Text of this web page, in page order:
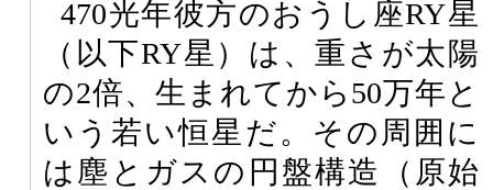
470光年彼方のおうし座RY星
（以下RY星）は、重さが太陽
の2倍、生まれてから50万年と
いう若い恒星だ。その周囲に
は塵とガスの円盤構造（原始